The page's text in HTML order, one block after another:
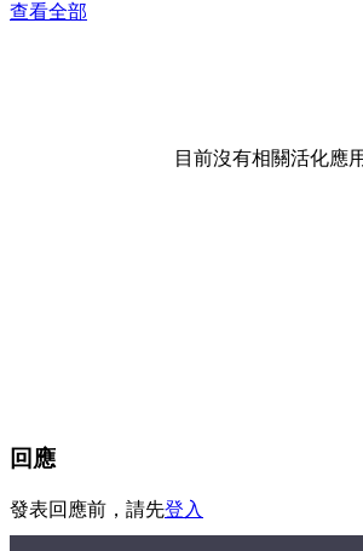
查看全部
目前沒有相關活化應用
回應
發表回應前，請先登入